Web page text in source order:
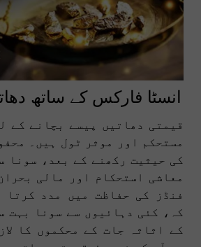
انسٹا فارکس کے ساتھ
قیمتی دھاتیں پیسے بچانے کے
مستحکم اور موثر ٹول ہیں۔
کی حیثیت رکھنے کے بعد، سونا
معاشی استحکام اور مالی
فنڈز کی حفاظت میں مدد
کہ، کئی دہائیوں سے سونا بہت
کے اثاثہ جات کے محکموں کا